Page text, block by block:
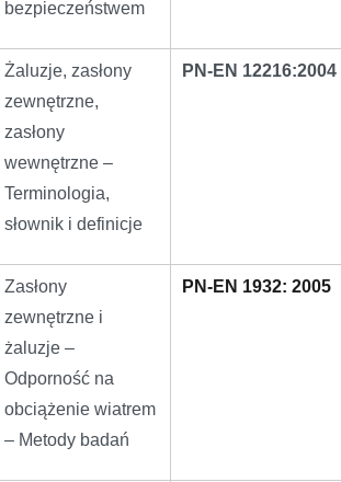
bezpieczeństwem
Żaluzje, zasłony
zewnętrzne,
zasłony
wewnętrzne –
Terminologia,
słownik i definicje
PN-EN 12216:2004
Zasłony
zewnętrzne i
żaluzje –
Odporność na
obciążenie wiatrem
– Metody badań
PN-EN 1932: 2005